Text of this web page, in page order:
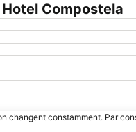
Compostela
changent constamment. Par